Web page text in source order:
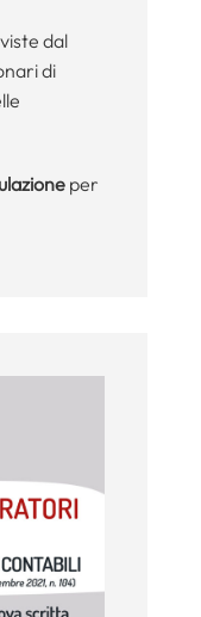
dal
di
per